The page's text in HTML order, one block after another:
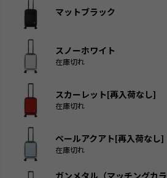
マットブラック
スノーホワイト
在庫切れ
スカーレット[再入荷なし]
在庫切れ
ペールアクアト[再入荷なし]
在庫切れ
ガンメタル（マッチングカラ